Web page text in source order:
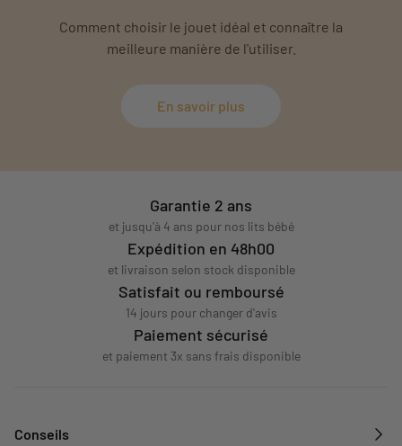
Comment choisir le jouet idéal et connaître la
meilleure manière de l'utiliser.
En savoir plus
Garantie 2 ans
et jusqu'à 4 ans pour nos lits bébé
Expédition en 48h00
et livraison selon stock disponible
Satisfait ou remboursé
14 jours pour changer d'avis
Paiement sécurisé
et paiement 3x sans frais disponible
Conseils